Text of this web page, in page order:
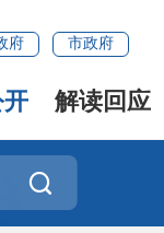
府 市政府
解读回应
